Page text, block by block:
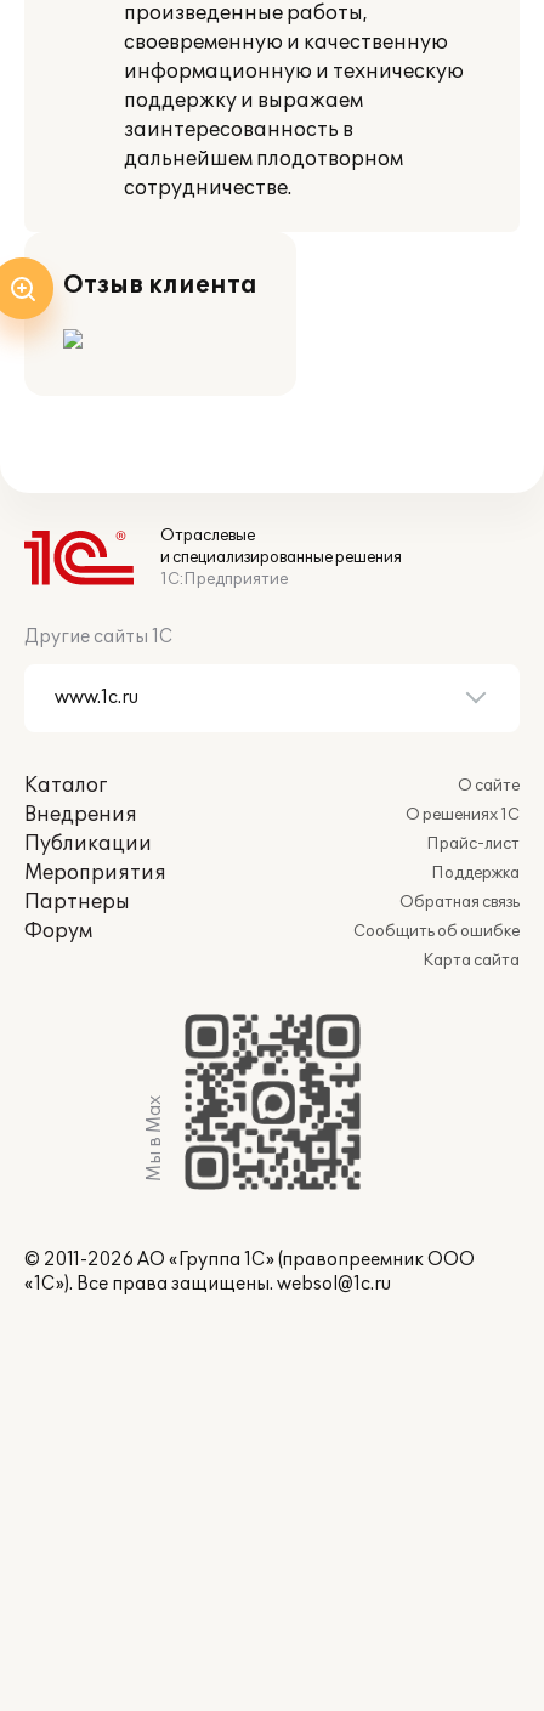
произведенные работы,
своевременную и качественную
информационную и техническую
поддержку и выражаем
заинтересованность в
дальнейшем плодотворном
сотрудничестве.
Отзыв клиента
Отраслевые
и специализированные решения
1С:Предприятие
Другие сайты 1С
Каталог
Внедрения
Публикации
Мероприятия
Партнеры
Форум
О сайте
О решениях 1С
Прайс-лист
Поддержка
Обратная связь
Сообщить об ошибке
Карта сайта
Мы в Max
© 2011-2026 АО «Группа 1С» (правопреемник ООО
«1С»). Все права защищены. websol@1c.ru